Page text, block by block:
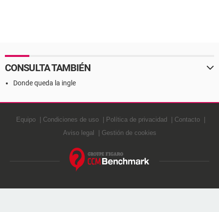
CONSULTA TAMBIÉN
Donde queda la ingle
Equipo Condiciones de uso Política de privacidad
Contacto
Aviso legal
Gestión de cookies